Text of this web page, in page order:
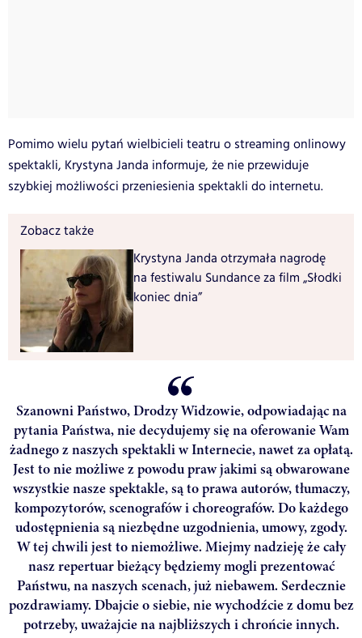
Pomimo wielu pytań wielbicieli teatru o streaming onlinowy
spektakli, Krystyna Janda informuje, że nie przewiduje
szybkiej możliwości przeniesienia spektakli do internetu.
Zobacz także
Krystyna Janda otrzymała nagrodę
na festiwalu Sundance za film „Słodki
koniec dnia”
Szanowni Państwo, Drodzy Widzowie, odpowiadając na
pytania Państwa, nie decydujemy się na oferowanie Wam
żadnego z naszych spektakli w Internecie, nawet za opłatą.
Jest to nie możliwe z powodu praw jakimi są obwarowane
wszystkie nasze spektakle, są to prawa autorów, tłumaczy,
kompozytorów, scenografów i choreografów. Do każdego
udostępnienia są niezbędne uzgodnienia, umowy, zgody.
W tej chwili jest to niemożliwe. Miejmy nadzieję że cały
nasz repertuar bieżący będziemy mogli prezentować
Państwu, na naszych scenach, już niebawem. Serdecznie
pozdrawiamy. Dbajcie o siebie, nie wychodźcie z domu bez
potrzeby, uważajcie na najbliższych i chrońcie innych.